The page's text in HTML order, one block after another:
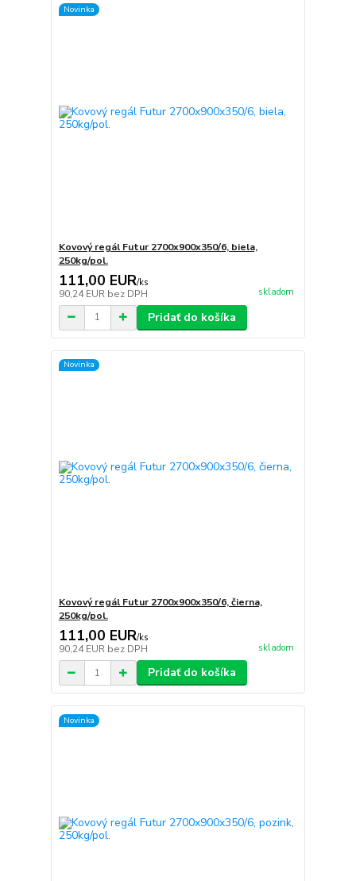
Novinka
Kovový regál Futur 2700x900x350/6, biela,
250kg/pol.
111,00 EUR/ks
90,24 EUR bez DPH skladom
Pridať do košíka
Novinka
Kovový regál Futur 2700x900x350/6, čierna,
250kg/pol.
111,00 EUR/ks
90,24 EUR bez DPH skladom
Pridať do košíka
Novinka